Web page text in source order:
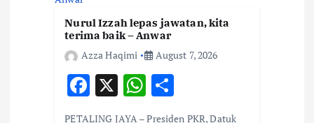
Nurul Izzah lepas jawatan, kita
terima baik – Anwar
Azza Haqimi
August 7, 2026
F
ac
X W
h h
PETALING JAYA – Presiden PKR, Datuk